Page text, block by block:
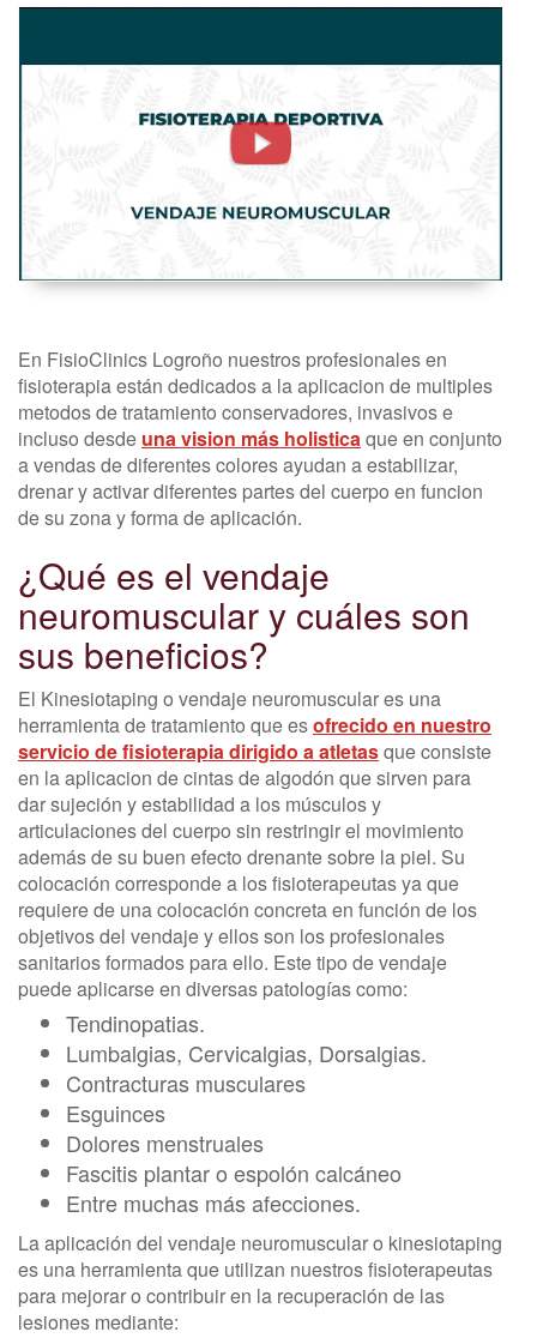
KINESIOTAPING,
VENDAJE
NEUROMUSCULAR
FISIOTERAPIA
En FisioClinics Logroño nuestros profesionales en
fisioterapia están dedicados a la aplicacion de multiples
metodos de tratamiento conservadores, invasivos e
incluso desde una vision más holisticaque en conjunto
a vendas de diferentes colores ayudan a estabilizar,
drenar y activar diferentes partes del cuerpo en funcion
de su zona y forma de aplicación.
¿Qué es el vendaje
neuromuscular y cuáles son
sus beneficios?
El Kinesiotaping o vendaje neuromuscular es una
herramienta de tratamiento que esofrecido en nuestro
servicio de fisioterapia dirigido a atletasque consiste
en la aplicacion de cintas de algodón que sirven para
dar sujeción y estabilidad a los músculos y
articulaciones del cuerpo sin restringir el movimiento
además de su buen efecto drenante sobre la piel. Su
colocación corresponde a los fisioterapeutas ya que
requiere de una colocación concreta en función de los
objetivos del vendaje y ellos son los profesionales
sanitarios formados para ello. Este tipo de vendaje
puede aplicarse en diversas patologías como:
Tendinopatias.
Lumbalgias, Cervicalgias, Dorsalgias.
Contracturas musculares
Esguinces
Dolores menstruales
Fascitis plantar o espolón calcáneo
Entre muchas más afecciones.
La aplicación del vendaje neuromuscular o kinesiotaping
es una herramienta que utilizan nuestros fisioterapeutas
para mejorar o contribuir en la recuperación de las
lesiones mediante: